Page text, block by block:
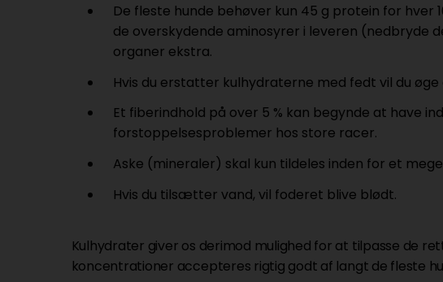
De fleste hunde behøver kun 45 g protein for
de overskydende aminosyrer i leveren (nedbryde
organer ekstra.
Hvis du erstatter kulhydraterne med fedt vil du
Et fiberindhold på over 5 % kan begynde at have
forstoppelsesproblemer hos store racer.
Aske (mineraler) skal kun tildeles inden for et
Hvis du tilsætter vand, vil foderet blive blødt.
Kulhydrater giver os derimod mulighed for at tilpasse de
koncentrationer accepteres rigtig godt af langt de fleste